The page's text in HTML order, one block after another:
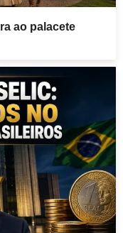
ao palacete